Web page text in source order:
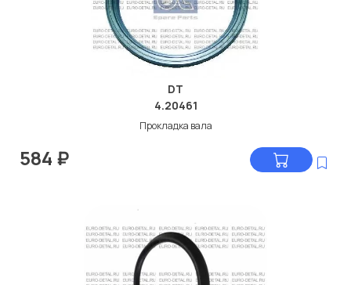
DT
4.20461
Прокладка вала
584 ₽